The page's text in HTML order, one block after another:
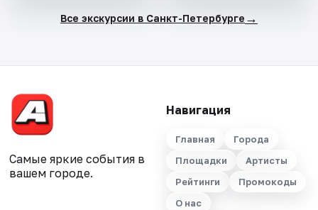
Все экскурсии в Санкт-Петербурге →
Самые яркие события в
вашем городе.
Навигация
Главная
Города
Площадки
Артисты
Рейтинги
Промокоды
О нас